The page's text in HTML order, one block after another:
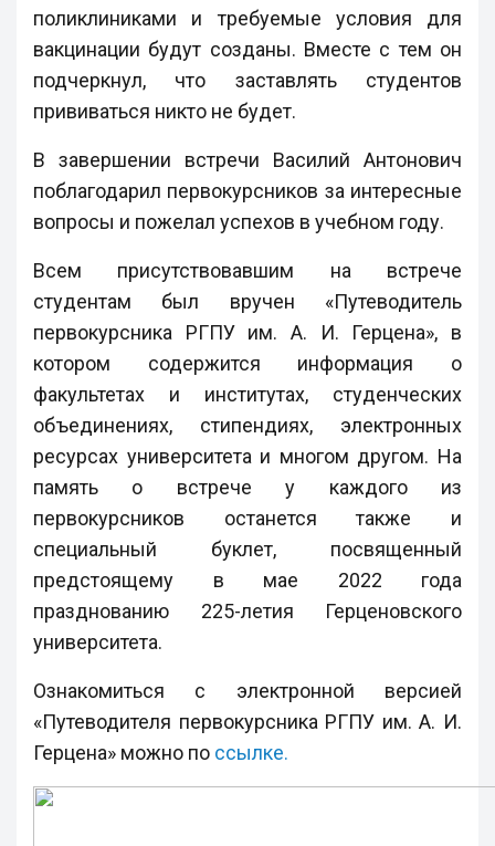
поликлиниками и требуемые условия для
вакцинации будут созданы. Вместе с тем он
подчеркнул, что заставлять студентов
прививаться никто не будет.
В завершении встречи Василий Антонович
поблагодарил первокурсников за интересные
вопросы и пожелал успехов в учебном году.
Всем присутствовавшим на встрече
студентам был вручен «Путеводитель
первокурсника РГПУ им. А. И. Герцена», в
котором содержится информация о
факультетах и институтах, студенческих
объединениях, стипендиях, электронных
ресурсах университета и многом другом. На
память о встрече у каждого из
первокурсников останется также и
специальный буклет, посвященный
предстоящему в мае 2022 года
празднованию 225-летия Герценовского
университета.
Ознакомиться с электронной версией
«Путеводителя первокурсника РГПУ им. А. И.
Герцена» можно по ссылке.